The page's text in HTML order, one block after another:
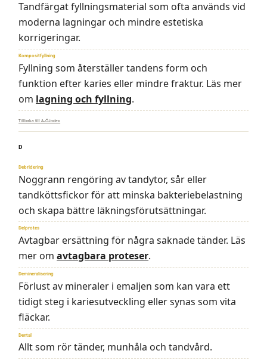
Tandfärgat fyllningsmaterial som ofta används vid
moderna lagningar och mindre estetiska
korrigeringar.
Kompositfyllning
Fyllning som återställer tandens form och
funktion efter karies eller mindre fraktur. Läs mer
om lagning och fyllning.
Tillbaka till A–Ö-index
D
Debridering
Noggrann rengöring av tandytor, sår eller
tandköttsfickor för att minska bakteriebelastning
och skapa bättre läkningsförutsättningar.
Delprotes
Avtagbar ersättning för några saknade tänder. Läs
mer omavtagbara proteser.
Demineralisering
Förlust av mineraler i emaljen som kan vara ett
tidigt steg i kariesutveckling eller synas som vita
fläckar.
Dental
Allt som rör tänder, munhåla och tandvård.